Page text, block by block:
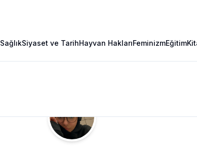
SağlıkSiyaset ve TarihHayvan HaklarıFeminizmEğitim